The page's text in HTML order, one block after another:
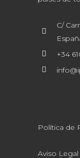
C/
+34
Política de
Aviso Legal